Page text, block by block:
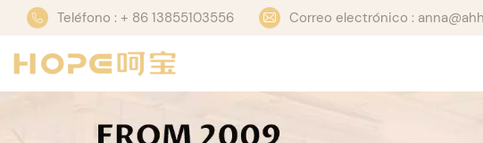
Teléfono : + 86 13855103556 Correo electrónico :